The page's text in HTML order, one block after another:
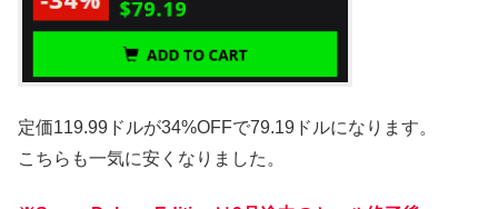
定価119.99ドルが34%OFFで79.19ドルになります。
こちらも一気に安くなりました。